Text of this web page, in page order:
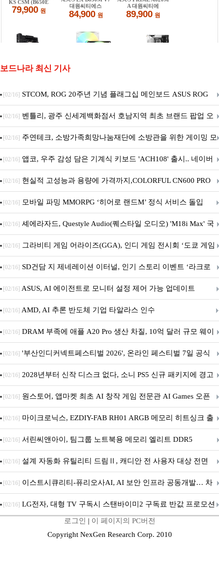
보드나라 최신 기사
[02/16] STCOM, ROG 20주년 기념 플래그십 메인보드 ASUS ROG
Crosshair X870E EDITION 20 국내 출시 예정
[02/16] 벤틀리, 광주 신세계백화점서 호남지역 최초 브랜드 팝업 오
픈
[02/16] 주연테크, 소방가족희망나눔재단에 소방관을 위한 게이밍 모
니터·스마트 펫 침대 기부
[02/16] 앱코, 우주 감성 담은 기계식 키보드 'ACH108' 출시.. 네이버
브랜드데이 기획전 진행
[02/16] 현실적 고성능과 용량에 가격까지,COLORFUL CN600 PRO
M.2 NVMe 디앤디컴 1TB
[02/16] 모바일 파밍 MMORPG ‘히어로 랜드M’ 정식 서비스 돌입
[02/16] 셰에라자드, Questyle Audio(퀘스타일 오디오) 'M18i Max' 국
내 정식 출시
[02/16] 그라비티 게임 어라이즈(GGA), 인디 게임 전시회 ‘도쿄 게임
던전 13’ 참가!
[02/16] SD건담 지 제네레이션 이터널, 인기 스토리 이벤트 ‘라크로
아의 용사’ 재개최 및 풍성한 기념 이벤트 실시!
[02/16] ASUS, AI 에이전트로 모니터 설정 제어 가능 업데이트
[02/16] AMD, AI 추론 반도체 기업 타알라스 인수
[02/16] DRAM 부족에 애플 A20 Pro 생산 차질, 10억 달러 규모 웨이
퍼 대기
[02/16] '부산인디커넥트페스티벌 2026', 온라인 페스티벌 7일 공식
개막... 22일간 진행
[02/16] 2028년부터 신작 디스크 없다, 소니 PS5 신규 패키지에 경고
문 추가
[02/16] 원스토어, 앱마켓 최초 AI 창작 게임 전문관 AI Games 오픈
[02/16] 마이크로닉스, EZDIY-FAB RH01 ARGB 메모리 히트싱크 출
시
[02/16] 서린씨앤아이, 팀그룹 노트북용 메모리 엘리트 DDR5
5600MHz 16GB 출시
[02/16] 설계 자동화 유틸리티 드림Ⅱ, 캐디안 전 사용자 대상 전면
무상 배포
[02/16] 이스트시큐리티-퓨리오사AI, AI 보안 인프라 공동개발… 차
세대 AI 보안 플랫폼 구축
[02/16] LG전자, 대형 TV 구독시 스탠바이미2 구독료 반값 프로모션
로그인 | 이 페이지의 PC버전
Copyright NexGen Research Corp. 2010